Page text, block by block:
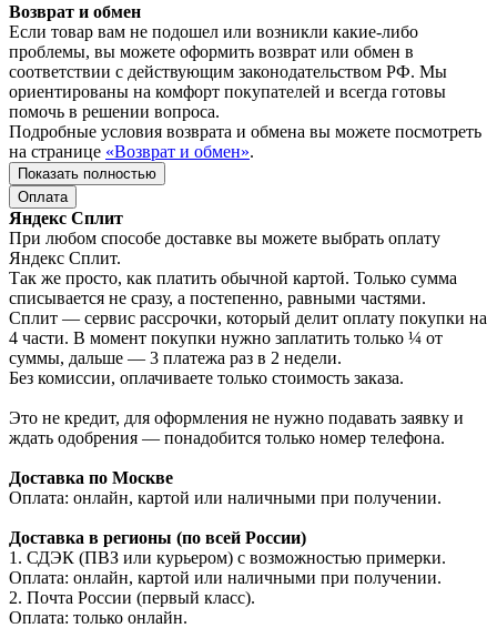
Возврат и обмен
Если товар вам не подошел или возникли какие-либо
проблемы, вы можете оформить возврат или обмен в
соответствии с действующим законодательством РФ. Мы
ориентированы на комфорт покупателей и всегда готовы
помочь в решении вопроса.
Подробные условия возврата и обмена вы можете посмотреть
на странице «Возврат и обмен».
Показать полностью
Оплата
Яндекс Сплит
При любом способе доставке вы можете выбрать оплату
Яндекс Сплит.
Так же просто, как платить обычной картой. Только сумма
списывается не сразу, а постепенно, равными частями.
Сплит — сервис рассрочки, который делит оплату покупки на
4 части. В момент покупки нужно заплатить только ¼ от
суммы, дальше — 3 платежа раз в 2 недели.
Без комиссии, оплачиваете только стоимость заказа.
Это не кредит, для оформления не нужно подавать заявку и
ждать одобрения — понадобится только номер телефона.
Доставка по Москве
Оплата: онлайн, картой или наличными при получении.
Доставка в регионы (по всей России)
1. СДЭК (ПВЗ или курьером) с возможностью примерки.
Оплата: онлайн, картой или наличными при получении.
2. Почта России (первый класс).
Оплата: только онлайн.